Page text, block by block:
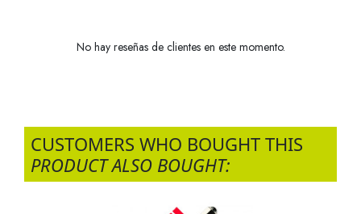
No hay reseñas de clientes en este momento.
CUSTOMERS WHO BOUGHT THIS
PRODUCT ALSO BOUGHT: